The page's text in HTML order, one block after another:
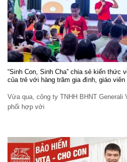
“Sinh Con, Sinh Cha” chia sẻ kiến thức
của trẻ với hàng trăm gia đình, giáo viên
Vừa qua, công ty TNHH BHNT Generali
phối hợp với